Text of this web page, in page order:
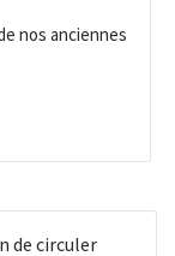
nos anciennes
de circuler